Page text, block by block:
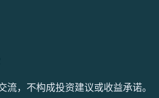
，不构成投资建议或收益承诺。